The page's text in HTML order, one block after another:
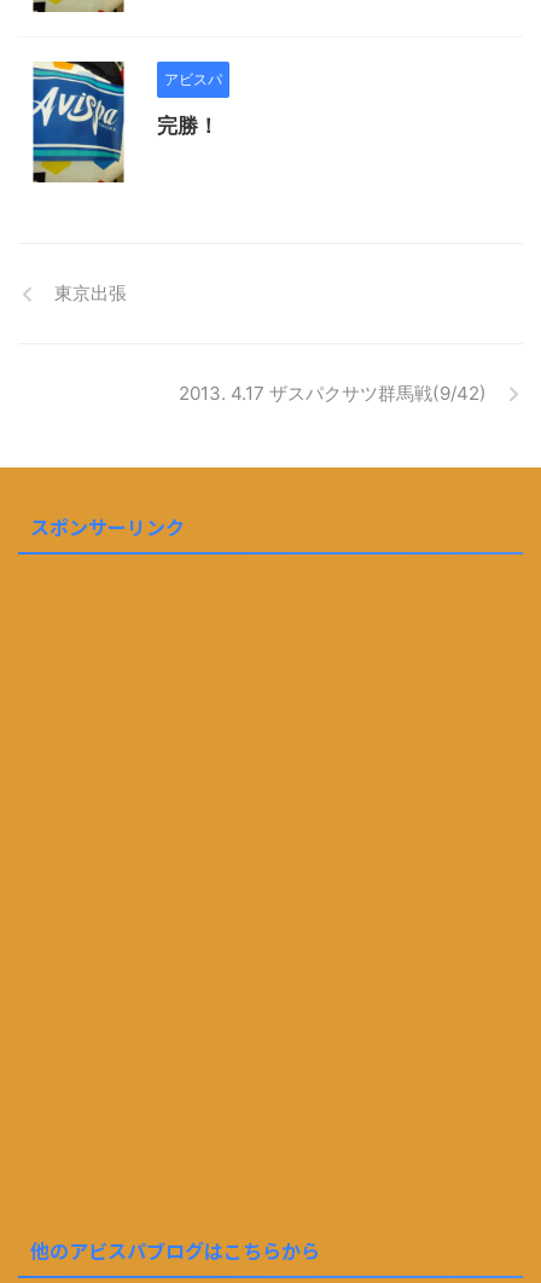
アビスパ
完勝！
東京出張
2013. 4.17 ザスパクサツ群馬戦(9/42)
スポンサーリンク
他のアビスパブログはこちらから